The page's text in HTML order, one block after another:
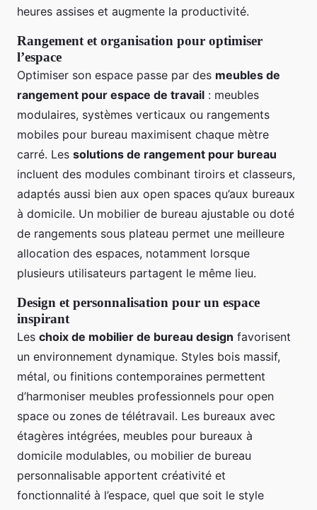
heures assises et augmente la productivité.
Rangement et organisation pour optimiser
l’espace
Optimiser son espace passe par des meubles de
rangement pour espace de travail : meubles
modulaires, systèmes verticaux ou rangements
mobiles pour bureau maximisent chaque mètre
carré. Les solutions de rangement pour bureau
incluent des modules combinant tiroirs et classeurs,
adaptés aussi bien aux open spaces qu’aux bureaux
à domicile. Un mobilier de bureau ajustable ou doté
de rangements sous plateau permet une meilleure
allocation des espaces, notamment lorsque
plusieurs utilisateurs partagent le même lieu.
Design et personnalisation pour un espace
inspirant
Les choix de mobilier de bureau design favorisent
un environnement dynamique. Styles bois massif,
métal, ou finitions contemporaines permettent
d’harmoniser meubles professionnels pour open
space ou zones de télétravail. Les bureaux avec
étagères intégrées, meubles pour bureaux à
domicile modulables, ou mobilier de bureau
personnalisable apportent créativité et
fonctionnalité à l’espace, quel que soit le style